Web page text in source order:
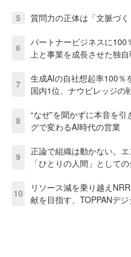
5 質問力の正体は「文脈づ
6
パートナービジネスに100
上と事業を成長させた独
7
生成AIの自社想起率100
国内1位、ナウビレッジの
8
“なぜ”を聞かずに本音を
グで変わるAI時代の営業
9
正論で組織は動かない。
「ひとりの人間」として
10
リソース減を乗り越え
献を目指す、TOPPANデ